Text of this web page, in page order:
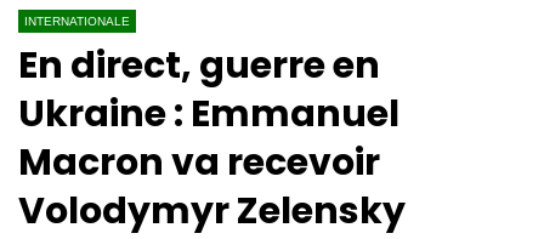
INTERNATIONALE
En direct, guerre en
Ukraine : Emmanuel
Macron va recevoir
Volodymyr Zelensky